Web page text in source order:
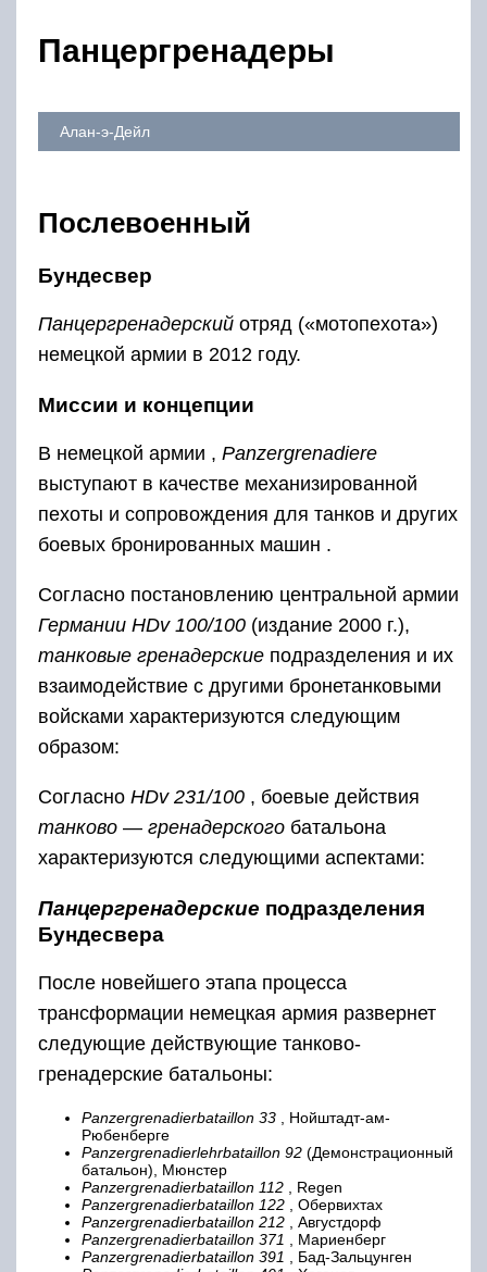
Панцергренадеры
Алан-э-Дейл
Послевоенный
Бундесвер
Панцергренадерский отряд («мотопехота»)
немецкой армии в 2012 году.
Миссии и концепции
В немецкой армии , Panzergrenadiere
выступают в качестве механизированной
пехоты и сопровождения для танков и других
боевых бронированных машин .
Согласно постановлению центральной армии
Германии HDv 100/100 (издание 2000 г.),
танковые гренадерские подразделения и их
взаимодействие с другими бронетанковыми
войсками характеризуются следующим
образом:
Согласно HDv 231/100 , боевые действия
танково — гренадерского батальона
характеризуются следующими аспектами:
Панцергренадерские подразделения
Бундесвера
После новейшего этапа процесса
трансформации немецкая армия развернет
следующие действующие танково-
гренадерские батальоны:
Panzergrenadierbataillon 33 , Нойштадт-ам-
Рюбенберге
Panzergrenadierlehrbataillon 92 (Демонстрационный
батальон), Мюнстер
Panzergrenadierbataillon 112 , Regen
Panzergrenadierbataillon 122 , Обервихтах
Panzergrenadierbataillon 212 , Августдорф
Panzergrenadierbataillon 371
, Мариенберг
Panzergrenadierbataillon 391
, Бад-Зальцунген